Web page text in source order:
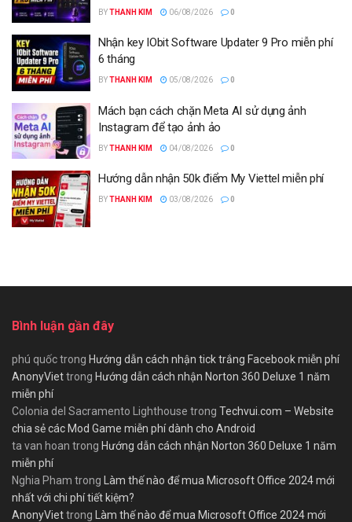
BYTHANH KIM 06/08/2026 0
Nhận key IObit Software Updater 9 Pro miễn phí
6 tháng
BYTHANH KIM 05/08/2026 0
Mách bạn cách chặn Meta AI sử dụng ảnh
Instagram để tạo ảnh ảo
BYTHANH KIM 04/08/2026 0
Hướng dẫn nhận 50k điểm My Viettel miễn phí
BYTHANH KIM 03/08/2026 0
Bình luận gần đây
phú quốctrong Hướng dẫn cách nhận tick trắng Facebook miễn phí
AnonyViettrong Hướng dẫn cách nhận Norton 360 Deluxe 1 năm
miễn phí
Colonia del Sacramento Lighthouse trong Techvui.com – Website
chia sẻ các Mod Game miễn phí dành cho Android
ta van hoan trong Hướng dẫn cách nhận Norton 360 Deluxe 1 năm
miễn phí
Nghia Pham trong Làm thế nào để mua Microsoft Office 2024 mới
nhất với chi phí tiết kiệm?
AnonyViettrong Làm thế nào để mua Microsoft Office 2024 mới